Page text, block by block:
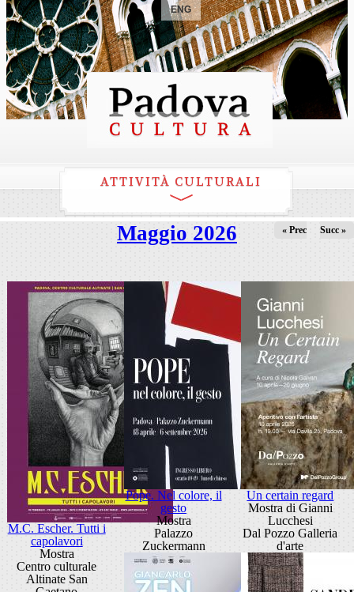
ENG
ATTIVITÀ CULTURALI
Maggio 2026 « Prec Succ »
M.C. Escher. Tutti i
capolavori
Mostra
Centro culturale
Altinate San
Pope. Nel colore, il
gesto
Mostra
Palazzo
Zuckermann
Un certain regard
Mostra di Gianni
Lucchesi
Dal Pozzo Galleria
d'arte